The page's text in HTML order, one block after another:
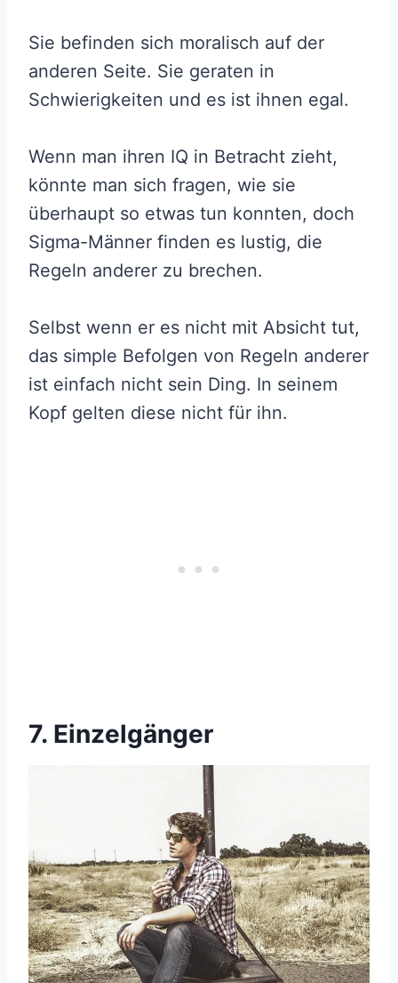
Sie befinden sich moralisch auf der
anderen Seite. Sie geraten in
Schwierigkeiten und es ist ihnen egal.
Wenn man ihren IQ in Betracht zieht,
könnte man sich fragen, wie sie
überhaupt so etwas tun konnten, doch
Sigma-Männer finden es lustig, die
Regeln anderer zu brechen.
Selbst wenn er es nicht mit Absicht tut,
das simple Befolgen von Regeln anderer
ist einfach nicht sein Ding. In seinem
Kopf gelten diese nicht für ihn.
7. Einzelgänger